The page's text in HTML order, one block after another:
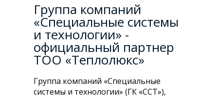
Группа компаний
«Специальные системы
и технологии» -
официальный партнер
ТОО «Теплолюкс»
Группа компаний «Специальные
системы и технологии» (ГК «ССТ»),